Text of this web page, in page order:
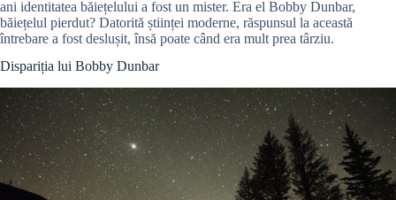
ani identitatea băiețelului a fost un mister. Era el Bobby Dunbar,
băiețelul pierdut? Datorită științei moderne, răspunsul la această
întrebare a fost deslușit, însă poate când era mult prea târziu.
Dispariția lui Bobby Dunbar